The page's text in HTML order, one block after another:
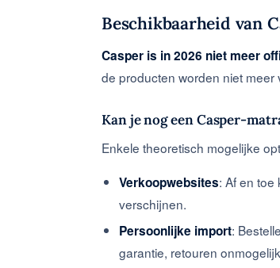
Beschikbaarheid van
Casper is in 2026 niet meer
de producten worden niet
Kan je nog een Casper-
Enkele theoretisch mogelijke
Verkoopwebsites: Af en
verschijnen.
Persoonlijke import:
garantie, retouren